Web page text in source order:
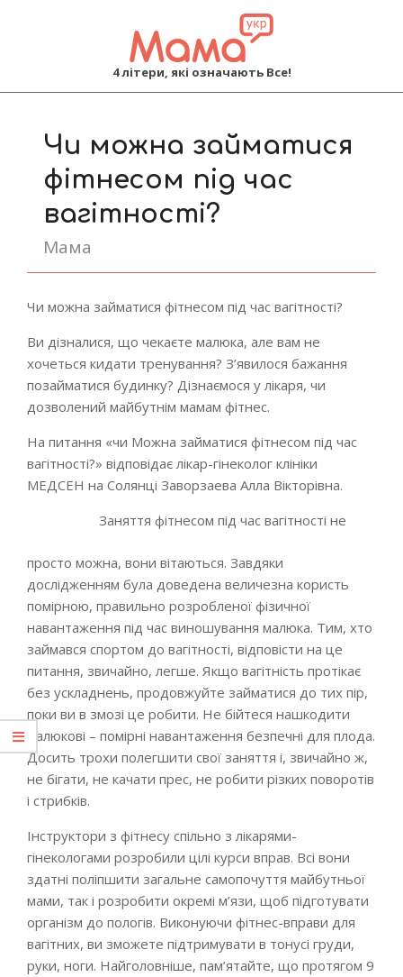
4 літери, які означають Все!
Чи можна займатися
фітнесом під час
вагітності?
Мама
Чи можна займатися фітнесом під час вагітності?
Ви дізналися, що чекаєте малюка, але вам не
хочеться кидати тренування? З’явилося бажання
позайматися будинку? Дізнаємося у лікаря, чи
дозволений майбутнім мамам фітнес.
На питання «чи Можна займатися фітнесом під час
вагітності?» відповідає лікар-гінеколог клініки
МЕДСЕН на Солянці Заворзаева Алла Вікторівна.
Заняття фітнесом під час вагітності не
просто можна, вони вітаються. Завдяки
дослідженням була доведена величезна користь
помірною, правильно розробленої фізичної
навантаження під час виношування малюка. Тим, хто
займався спортом до вагітності, відповісти на це
питання, звичайно, легше. Якщо вагітність протікає
без ускладнень, продовжуйте займатися до тих пір,
поки ви в змозі це робити. Не бійтеся нашкодити
малюкові – помірні навантаження безпечні для плода.
Досить трохи полегшити свої заняття і, звичайно ж,
не бігати, не качати прес, не робити різких поворотів
і стрибків.
Інструктори з фітнесу спільно з лікарями-
гінекологами розробили цілі курси вправ. Всі вони
здатні поліпшити загальне самопочуття майбутньої
мами, так і розробити окремі м’язи, щоб підготувати
організм до пологів. Виконуючи фітнес-вправи для
вагітних, ви зможете підтримувати в тонусі груди,
руки, ноги. Найголовніше, пам’ятайте, що протягом 9